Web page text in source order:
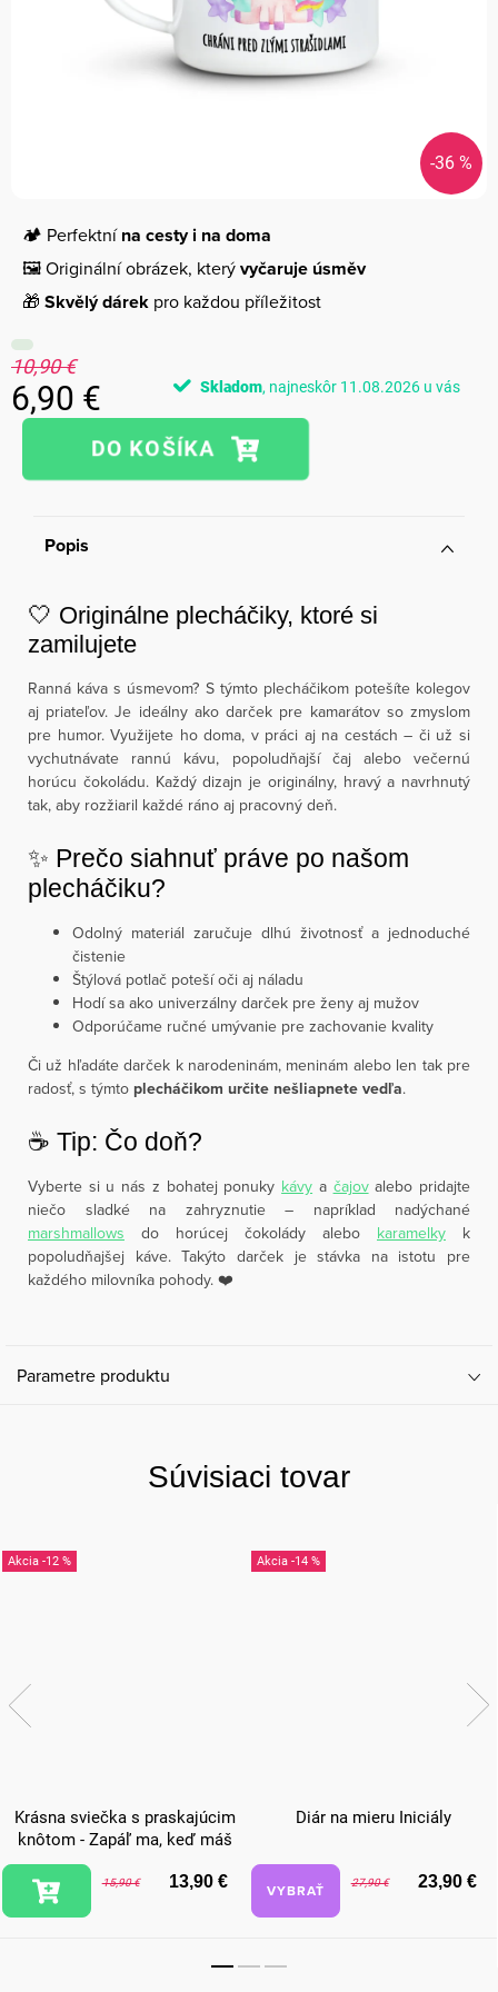
-36 %
🏕️ Perfektnína cesty i na doma
🖼️ Originální obrázek, kterývyčaruje úsměv
🎁 Skvělý dárek pro každou příležitost
10,90 €
6,90 €
Jednotková
Skladom 11.08.2026
Popis
🤍 Originálne plecháčiky, ktoré si
zamilujete
Ranná káva s úsmevom? S týmto plecháčikom potešíte kolegov
aj priateľov. Je ideálny ako darček pre kamarátov so zmyslom
pre humor. Využijete ho doma, v práci aj na cestách – či už si
vychutnávate rannú kávu, popoludňajší čaj alebo večernú
horúcu čokoládu. Každý dizajn je originálny, hravý a navrhnutý
tak, aby rozžiaril každé ráno aj pracovný deň.
✨ Prečo siahnuť práve po našom
plecháčiku?
Odolný materiál zaručuje dlhú životnosť a jednoduché
čistenie
Štýlová potlač poteší oči aj náladu
Hodí sa ako univerzálny darček pre ženy aj mužov
Odporúčame ručné umývanie pre zachovanie kvality
Či už hľadáte darček k narodeninám, meninám alebo len tak pre
radosť, s týmto plecháčikom určite nešliapnete vedľa.
☕️ Tip: Čo doň?
Vyberte si u nás z bohatej ponuky kávy a čajovalebo pridajte
niečo sladké na zahryznutie – napríklad nadýchané
marshmallows do horúcej čokolády alebo karamelky k
popoludňajšej káve. Takýto darček je stávka na istotu pre
každého milovníka pohody. ❤️
Parametre produktu
Súvisiaci tovar
-12 %
Krásna sviečka s praskajúcim
knôtom - Zapáľ ma, keď máš
chuť sa mojkať
15,90 € 13,90 €
-14 %
Diár na mieru Iniciály
27,90 € 23,90 €
VYBRAŤ